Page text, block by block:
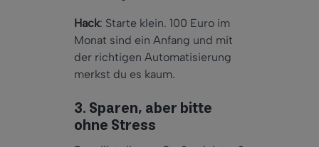
Hack: Starte klein. 100 Euro im
Monat sind ein Anfang und mit
der richtigen Automatisierung
merkst du es kaum.
3. Sparen, aber bitte
ohne Stress